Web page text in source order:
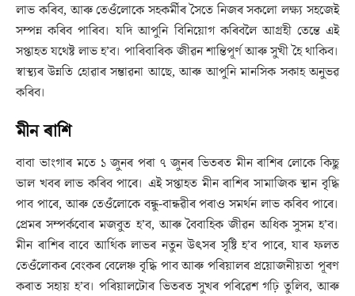
লাভ কৰিব, আৰু তেওঁলোকে সহকৰ্মীৰ সৈতে নিজৰ সকলো লক্ষ্য সহজেই
সম্পন্ন কৰিব পাৰিব। যদি আপুনি বিনিয়োগ কৰিবলৈ আগ্ৰহী তেন্তে এই
সপ্তাহত যথেষ্ট লাভ হ’ব। পাৰিবাৰিক জীৱন শান্তিপূৰ্ণ আৰু সুখী হৈ থাকিব।
স্বাস্থ্যৰ উন্নতি হোৱাৰ সম্ভাৱনা আছে, আৰু আপুনি মানসিক সকাহ অনুভৱ
কৰিব।
মীন ৰাশি
বাবা ভাংগাৰ মতে ১ জুনৰ পৰা ৭ জুনৰ ভিতৰত মীন ৰাশিৰ লোকে কিছু
ভাল খবৰ লাভ কৰিব পাৰে। এই সপ্তাহত মীন ৰাশিৰ সামাজিক স্থান বৃদ্ধি
পাব পাৰে, আৰু তেওঁলোকে বন্ধু-বান্ধৱীৰ পৰাও সমৰ্থন লাভ কৰিব পাৰে।
প্ৰেমৰ সম্পৰ্কবোৰ মজবুত হ’ব, আৰু বৈবাহিক জীৱন অধিক সুসম হ’ব।
মীন ৰাশিৰ বাবে আৰ্থিক লাভৰ নতুন উৎসৰ সৃষ্টি হ’ব পাৰে, যাৰ ফলত
তেওঁলোকৰ বেংকৰ বেলেঞ্চ বৃদ্ধি পাব আৰু পৰিয়ালৰ প্ৰয়োজনীয়তা পূৰণ
কৰাত সহায় হ’ব। পৰিয়ালটোৰ ভিতৰত সুখৰ পৰিৱেশ গঢ়ি তুলিব, আৰু